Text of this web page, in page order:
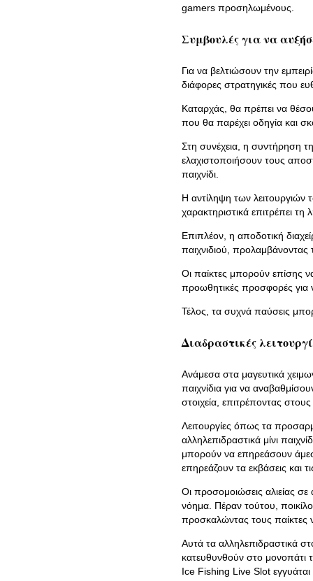
gamers προσηλωμένους.
Συμβουλές για να
Για να βελτιώσουν την
διάφορες στρατηγικές που
Καταρχάς, θα πρέπει να
που θα παρέχει οδηγία και
Στη συνέχεια, η συντήρηση
ελαχιστοποιήσουν τους
παιχνίδι.
Η αντίληψη των λειτουργιών
χαρακτηριστικά επιτρέπει
Επιπλέον, η αποδοτική
παιχνιδιού,
Οι παίκτες μπορούν επίσης
προωθητικές προσφορές για
Τέλος, τα συχνά παύσεις
Διαδραστικές
Ανάμεσα στα μαγευτικά
παιχνίδια για να
στοιχεία, επιτρέποντας
Λειτουργίες όπως τα
αλληλεπιδραστικά μίνι
μπορούν να επηρεάσουν
επηρεάζουν τα εκβάσεις και
Οι προσομοιώσεις αλιείας
νόημα. Πέραν τούτου,
προσκαλώντας τους παίκτες
Αυτά τα αλληλεπιδραστικά
κατευθυνθούν στο μονοπάτι
Ice Fishing Live Slot εγγυάται